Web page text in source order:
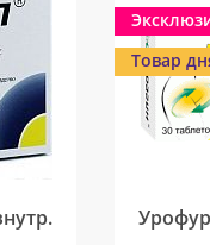
Товар